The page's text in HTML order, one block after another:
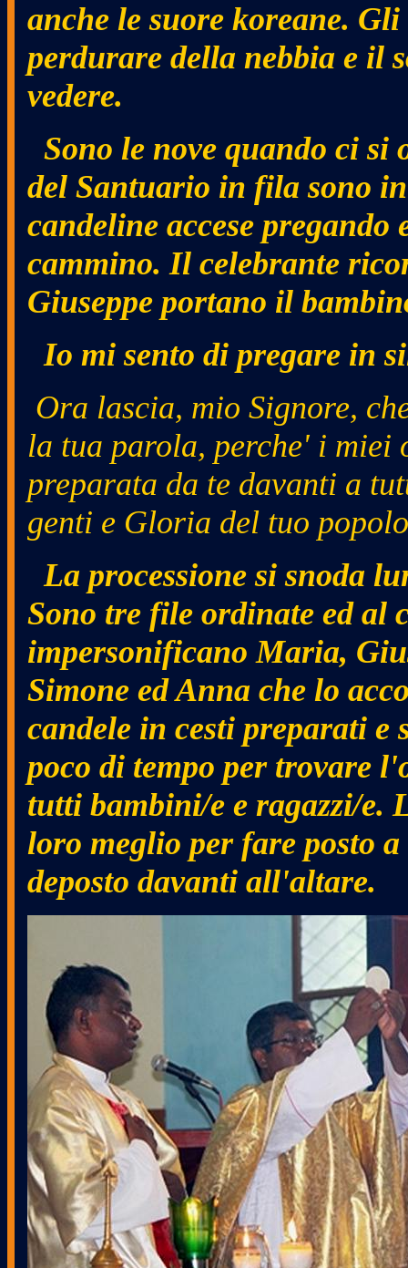
anche le suore koreane.
perdurare della nebbia e il
vedere.
Sono le nove quando ci si
del Santuario in fila sono
candeline accese
cammino. Il celebrante
Giuseppe portano il
Io mi sento di pregare in
Ora lascia, mio Signore,
la tua parola, perche' i miei
preparata da te davanti a
genti e Gloria del tuo
La processione si snoda
Sono tre file ordinate ed al
impersonificano Maria,
Simone ed Anna che lo
candele in cesti preparati
poco di tempo per trovare
tutti bambini/e e ragazzi/e.
loro meglio per fare posto
deposto davanti all'altare.